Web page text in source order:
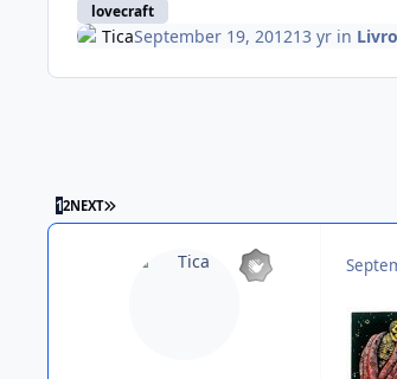
lovecraft
TicaSeptember 19, 201213 yrin
12NEXT